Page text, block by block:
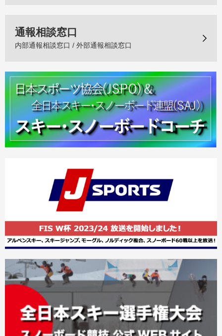
通報相談窓口
内部通報相談窓口 / 外部通報相談窓口